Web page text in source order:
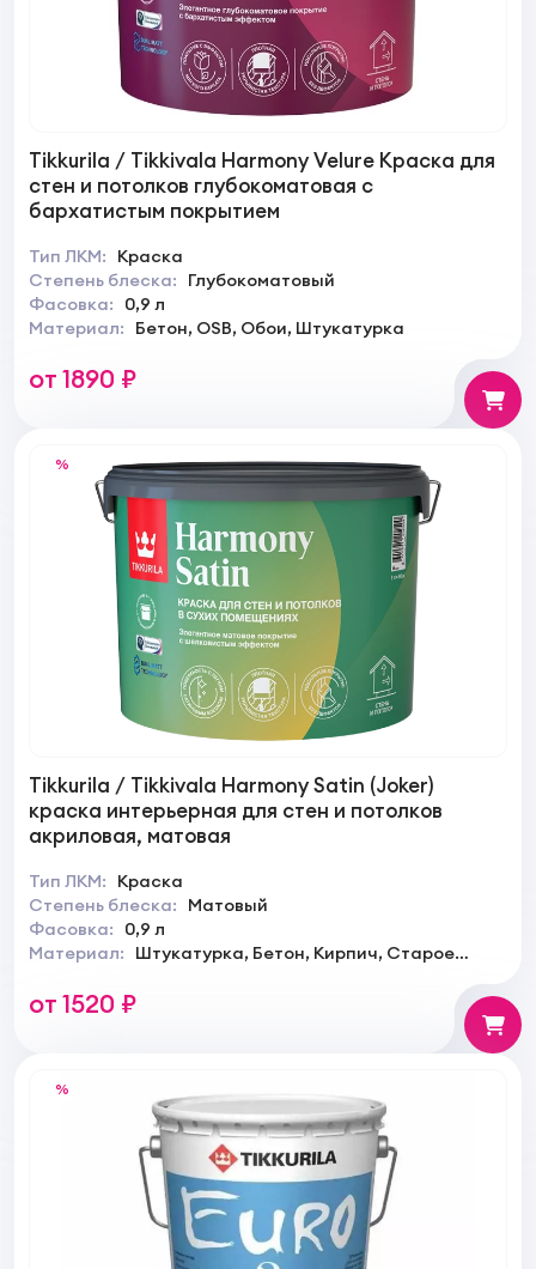
Tikkurila / Tikkivala Harmony Velure Краска для
стен и потолков глубокоматовая с
бархатистым покрытием
Тип ЛКМ:
Краска
Степень блеска:
Глубокоматовый
Фасовка:
0,9 л
Материал:
Бетон, OSB, Обои, Штукатурка
от 1890 ₽
%
Tikkurila / Tikkivala Harmony Satin (Joker)
краска интерьерная для стен и потолков
акриловая, матовая
Тип ЛКМ:
Краска
Степень блеска:
Матовый
Фасовка:
0,9 л
Материал:
ДСП, МДФ)
от 1520 ₽
%